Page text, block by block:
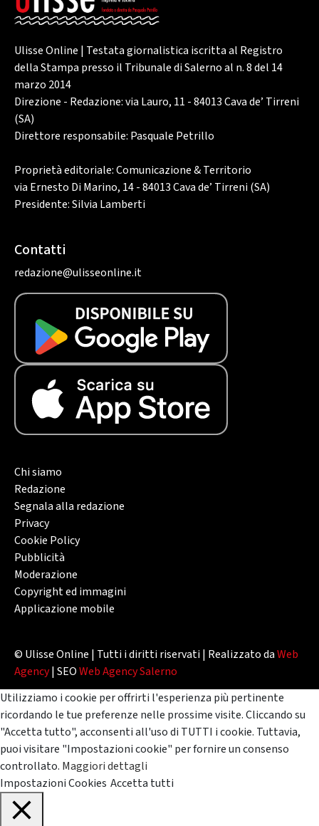
Ulisse Online | Testata giornalistica iscritta al Registro
della Stampa presso il Tribunale di Salerno al n. 8 del 14
marzo 2014
Direzione - Redazione: via Lauro, 11 - 84013 Cava de’ Tirreni
(SA)
Direttore responsabile: Pasquale Petrillo
Proprietà editoriale: Comunicazione & Territorio
via Ernesto Di Marino, 14 - 84013 Cava de’ Tirreni (SA)
Presidente: Silvia Lamberti
Contatti
redazione@ulisseonline.it
Chi siamo
Redazione
Segnala alla redazione
Privacy
Cookie Policy
Pubblicità
Moderazione
Copyright ed immagini
Applicazione mobile
© Ulisse Online | Tutti i diritti riservati | Realizzato daWeb
Agency| SEOWeb Agency Salerno
Utilizziamo i cookie per offrirti l'esperienza più pertinente
ricordando le tue preferenze nelle prossime visite. Cliccando su
"Accetta tutto", acconsenti all'uso di TUTTI i cookie. Tuttavia,
puoi visitare "Impostazioni cookie" per fornire un consenso
controllato. Maggiori dettagli
Impostazioni Cookies Accetta tutti